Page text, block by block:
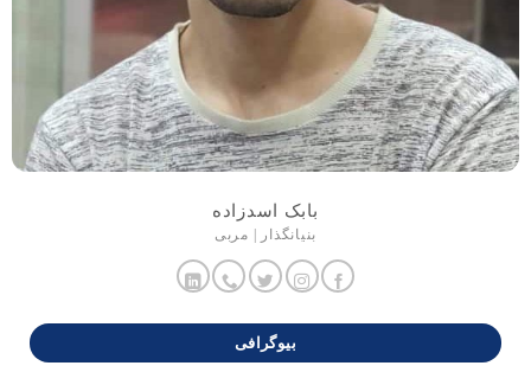
بابک اسدزاده
بنیانگذار | مربی
بیوگرافی